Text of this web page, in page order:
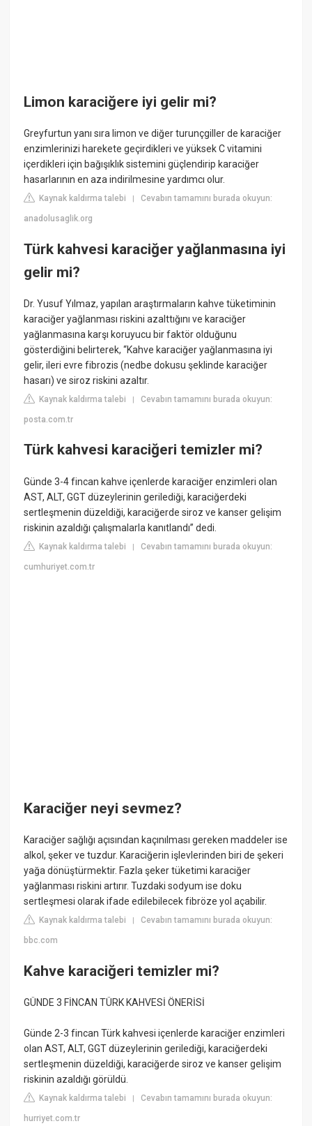
Limon karaciğere iyi gelir mi?
Greyfurtun yanı sıra limon ve diğer turunçgiller de karaciğer
enzimlerinizi harekete geçirdikleri ve yüksek C vitamini
içerdikleri için bağışıklık sistemini güçlendirip karaciğer
hasarlarının en aza indirilmesine yardımcı olur.
Kaynak kaldırma talebi |Cevabın tamamını burada okuyun:
anadolusaglik.org
Türk kahvesi karaciğer yağlanmasına iyi
gelir mi?
Dr. Yusuf Yılmaz, yapılan araştırmaların kahve tüketiminin
karaciğer yağlanması riskini azalttığını ve karaciğer
yağlanmasına karşı koruyucu bir faktör olduğunu
gösterdiğini belirterek, “Kahve karaciğer yağlanmasına iyi
gelir, ileri evre fibrozis (nedbe dokusu şeklinde karaciğer
hasarı) ve siroz riskini azaltır.
Kaynak kaldırma talebi |Cevabın tamamını burada okuyun:
posta.com.tr
Türk kahvesi karaciğeri temizler mi?
Günde 3-4 fincan kahve içenlerde karaciğer enzimleri olan
AST, ALT, GGT düzeylerinin gerilediği, karaciğerdeki
sertleşmenin düzeldiği, karaciğerde siroz ve kanser gelişim
riskinin azaldığı çalışmalarla kanıtlandı” dedi.
Kaynak kaldırma talebi |Cevabın tamamını burada okuyun:
cumhuriyet.com.tr
Karaciğer neyi sevmez?
Karaciğer sağlığı açısından kaçınılması gereken maddeler ise
alkol, şeker ve tuzdur. Karaciğerin işlevlerinden biri de şekeri
yağa dönüştürmektir. Fazla şeker tüketimi karaciğer
yağlanması riskini artırır. Tuzdaki sodyum ise doku
sertleşmesi olarak ifade edilebilecek fibröze yol açabilir.
Kaynak kaldırma talebi |Cevabın tamamını burada okuyun:
bbc.com
Kahve karaciğeri temizler mi?
GÜNDE 3 FİNCAN TÜRK KAHVESİ ÖNERİSİ
Günde 2-3 fincan Türk kahvesi içenlerde karaciğer enzimleri
olan AST, ALT, GGT düzeylerinin gerilediği, karaciğerdeki
sertleşmenin düzeldiği, karaciğerde siroz ve kanser gelişim
riskinin azaldığı görüldü.
Kaynak kaldırma talebi |Cevabın tamamını burada okuyun:
hurriyet.com.tr